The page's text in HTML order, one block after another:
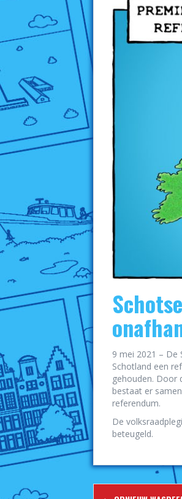
9 mei 2021 – De
Schotland een
gehouden. Door
bestaat er
referendum.
De
beteugeld.